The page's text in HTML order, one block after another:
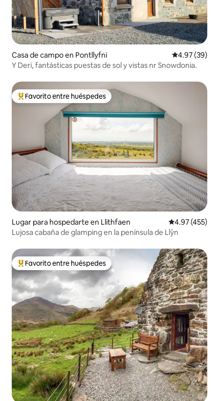
Casa de campo en Pontllyfni Calificación
4.97 (39)
Y Deri, fantásticas puestas de sol y vistas nr Snowdonia.
De los mejores en Favorito entre huéspedes
Favorito entre huéspedes
Lugar para hospedarte en Llithfaen Calificación
4.97 (455)
Lujosa cabaña de glamping en la península de Llŷn
De los mejores en Favorito entre huéspedes
Favorito entre huéspedes